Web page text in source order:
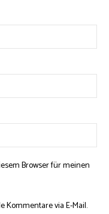
Browser für meinen
via E-Mail.